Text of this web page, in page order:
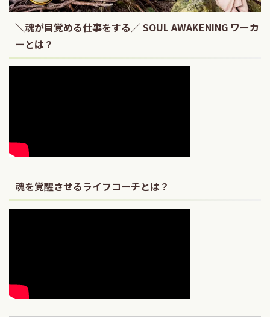
＼魂が目覚める仕事をする／ SOUL AWAKENING ワーカ
ーとは？
魂を覚醒させるライフコーチとは？